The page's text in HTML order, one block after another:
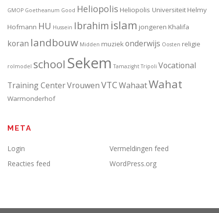
GMOP Goetheanum Good Heliopolis Heliopolis Universiteit Helmy
Hofmann HU Hussein Ibrahim islam jongeren Khalifa
koran landbouw Midden muziekonderwijs Oosten religie
rolmodel school Sekem Tamazight Tripoli Vocational
Training CenterVrouwenVTCWahaatWahat
Warmonderhof
META
Login
Vermeldingen feed
Reacties feed
WordPress.org